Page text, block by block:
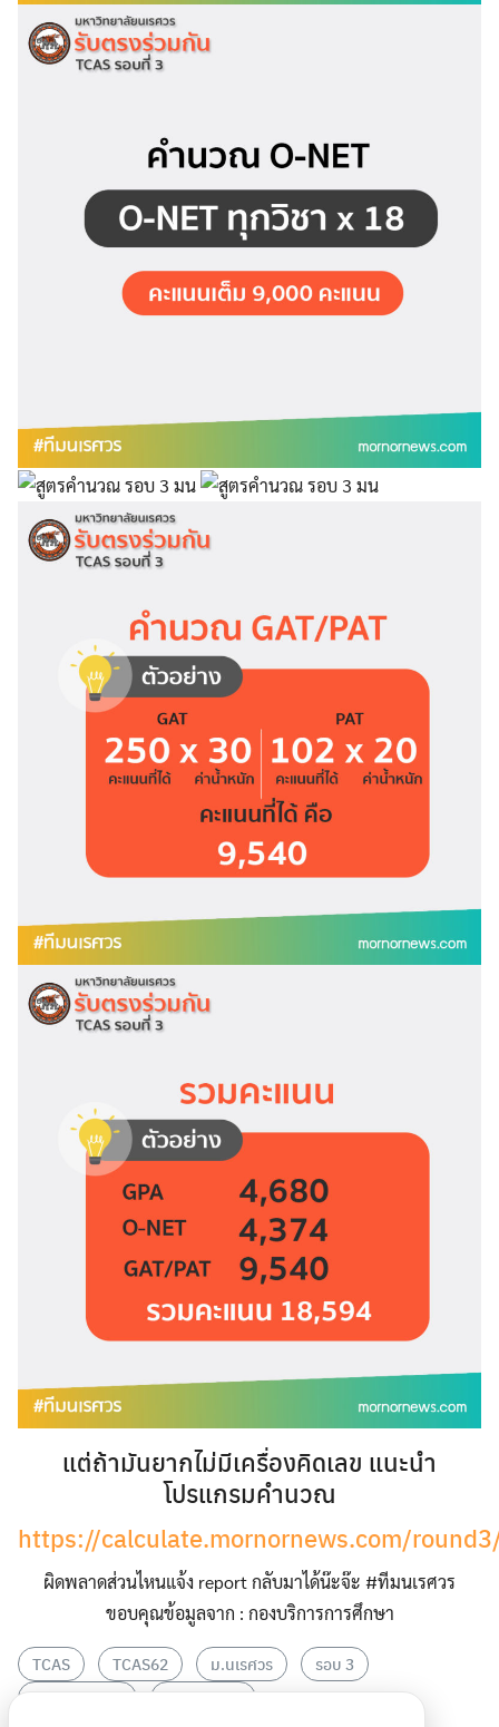
Search
for:
แต่ถ้ามันยากไม่มีเครื่องคิดเลข แนะนำ
โปรแกรมคำนวณ
https://calculate.mornornews.com/
ผิดพลาดส่วนไหนแจ้ง report กลับมาได้น๊ะจ๊ะ #ทีมนเรศวร
ขอบคุณข้อมูลจาก : กองบริการการศึกษา
TCAS TCAS62 ม.นเรศวร
รอบ 3
รับตรงร่วมกัน
สูตรคำนวณ